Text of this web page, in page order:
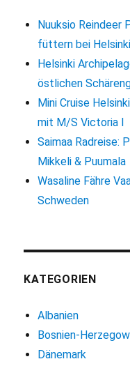
Nuuksio Reindeer
füttern bei Helsinki
Helsinki
östlichen
Mini Cruise
mit M/S Victoria I
Saimaa Radreise:
Mikkeli & Puumala
Wasaline Fähre
Schweden
KATEGORIEN
Albanien
Bosnien-
Dänemark